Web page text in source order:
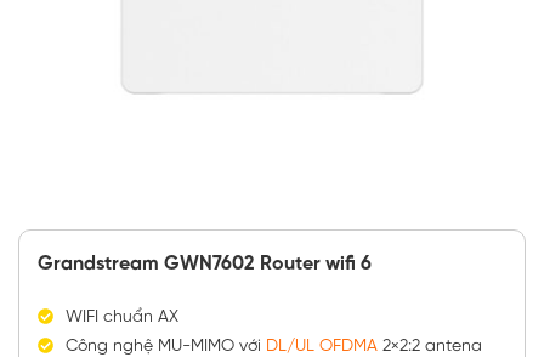
Grandstream GWN7602 Router wifi 6
WIFI chuẩn AX
Công nghệ MU-MIMO với DL/UL OFDMA2×2:2 antena